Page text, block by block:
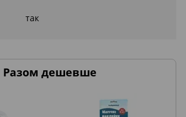
так
Разом дешевше